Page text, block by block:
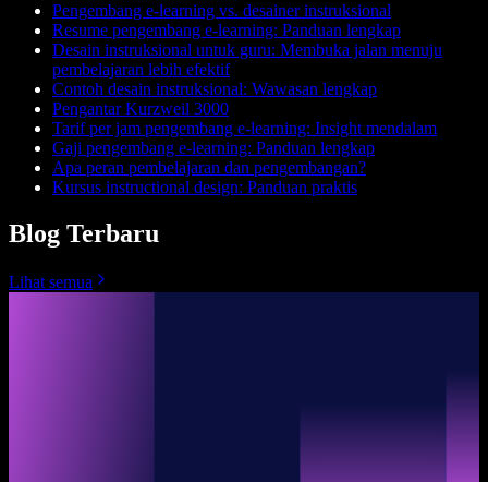
Pengembang e-learning vs. desainer instruksional
Resume pengembang e-learning: Panduan lengkap
Desain instruksional untuk guru: Membuka jalan menuju
pembelajaran lebih efektif
Contoh desain instruksional: Wawasan lengkap
Pengantar Kurzweil 3000
Tarif per jam pengembang e-learning: Insight mendalam
Gaji pengembang e-learning: Panduan lengkap
Apa peran pembelajaran dan pengembangan?
Kursus instructional design: Panduan praktis
Blog Terbaru
Lihat semua